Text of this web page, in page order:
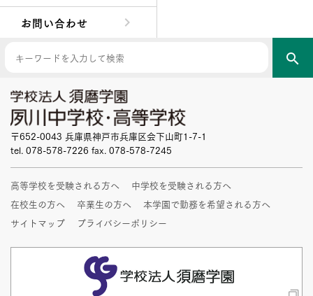
お問い合わせ
search
〒652-0043 兵庫県神戸市兵庫区会下山町1-7-1
tel. 078-578-7226 fax. 078-578-7245
高等学校を受験される方へ
中学校を受験される方へ
在校生の方へ
卒業生の方へ
本学園で勤務を希望される方へ
サイトマップ
プライバシーポリシー